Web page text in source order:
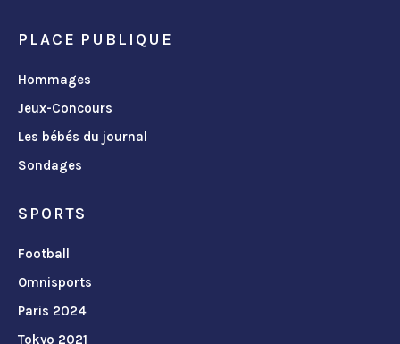
PLACE PUBLIQUE
Hommages
Jeux-Concours
Les bébés du journal
Sondages
SPORTS
Football
Omnisports
Paris 2024
Tokyo 2021